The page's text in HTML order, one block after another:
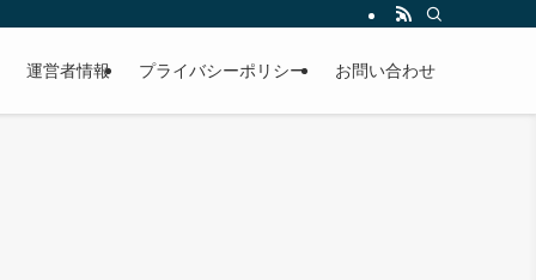
運営者情報 プライバシーポリシー お問い合わせ